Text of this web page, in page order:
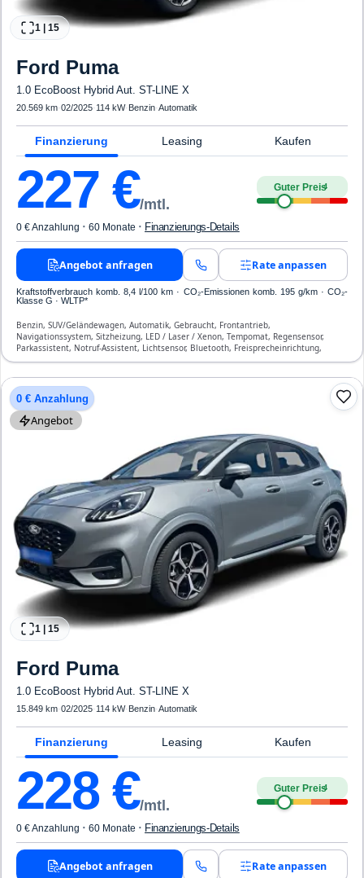
1 15
Ford Puma
1.0 EcoBoost Hybrid Aut. ST-LINE X
20.569 km·02/2025· 114 kW· Benzin·Automatik
Finanzierung Leasing Kaufen
227 €/mtl.
Guter Preis4
0 € Anzahlung · 60 Monate · Finanzierungs-Details
Angebot anfragen Rate anpassen
Kraftstoffverbrauch komb. 8,4 l/100 km · CO₂-Emissionen komb. 195 g/km · CO₂-
Klasse G · WLTP*
Benzin, SUV/Geländewagen, Automatik, Gebraucht, Frontantrieb,
Navigationssystem, Sitzheizung, LED / Laser / Xenon, Tempomat, Regensensor,
Parkassistent, Notruf-Assistent, Lichtsensor, Bluetooth, Freisprecheinrichtung,
Verkehrszeichen-Erkennung, ESP, ABS, Klimaautomatik, Front-, Seiten- und weitere
0 € Anzahlung
Angebot
1 15
Ford Puma
1.0 EcoBoost Hybrid Aut. ST-LINE X
15.849 km·02/2025· 114 kW· Benzin·Automatik
Finanzierung Leasing Kaufen
228€/mtl.
Guter Preis4
0 € Anzahlung · 60 Monate · Finanzierungs-Details
Angebot anfragen Rate anpassen